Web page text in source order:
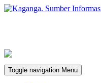
Toggle navigation Menu